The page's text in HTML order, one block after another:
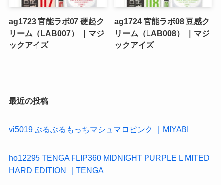
ag1723 官能ラボ07 硬起ク
リーム（LAB007） ｜マジ
ックアイズ
ag1724 官能ラボ08 豆感ク
リーム（LAB008） ｜マジ
ックアイズ
最近の投稿
vi5019 ぶるぶるもっちマシュマロピンク ｜MIYABI
ho12295 TENGA FLIP360 MIDNIGHT PURPLE LIMITED
HARD EDITION ｜TENGA